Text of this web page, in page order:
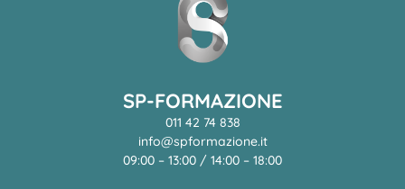
SP-FORMAZIONE
011 42 74 838
info@spformazione.it
09:00 – 13:00 / 14:00 – 18:00